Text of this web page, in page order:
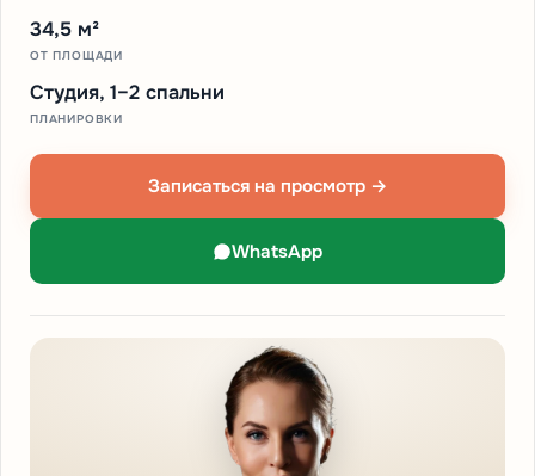
34,5 м²
ОТ ПЛОЩАДИ
Студия, 1–2 спальни
ПЛАНИРОВКИ
Записаться на просмотр →
WhatsApp